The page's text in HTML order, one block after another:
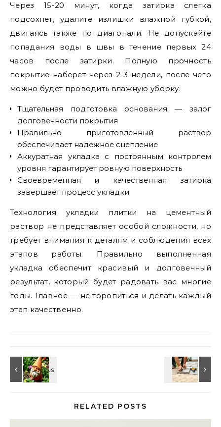
Через 15-20 минут, когда затирка слегка
подсохнет, удалите излишки влажной губкой,
двигаясь также по диагонали. Не допускайте
попадания воды в швы в течение первых 24
часов после затирки. Полную прочность
покрытие наберет через 2-3 недели, после чего
можно будет проводить влажную уборку.
Тщательная подготовка основания — залог
долговечности покрытия
Правильно приготовленный раствор
обеспечивает надежное сцепление
Аккуратная укладка с постоянным контролем
уровня гарантирует ровную поверхность
Своевременная и качественная затирка
завершает процесс укладки
Технология укладки плитки на цементный
раствор не представляет особой сложности, но
требует внимания к деталям и соблюдения всех
этапов работы. Правильно выполненная
укладка обеспечит красивый и долговечный
результат, который будет радовать вас многие
годы. Главное — не торопиться и делать каждый
этап качественно.
RELATED POSTS